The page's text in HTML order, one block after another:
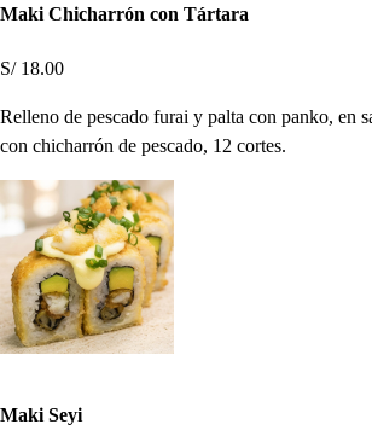
Maki Chicharrón con Tártara
S/ 18.00
Relleno de pescado furai y palta con panko, en
con chicharrón de pescado, 12 cortes.
Maki Seyi